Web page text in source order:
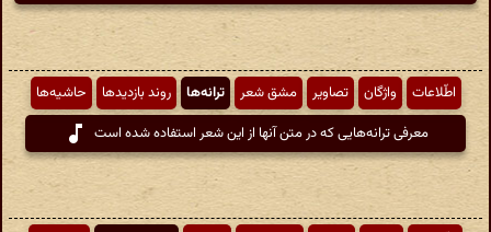
اطّلاعات واژگان تصاویر مشق شعر ترانه‌ها روند بازدیدها
حاشیه‌ها
معرفی ترانه‌هایی که در متن آنها از این شعر استفاده شده است